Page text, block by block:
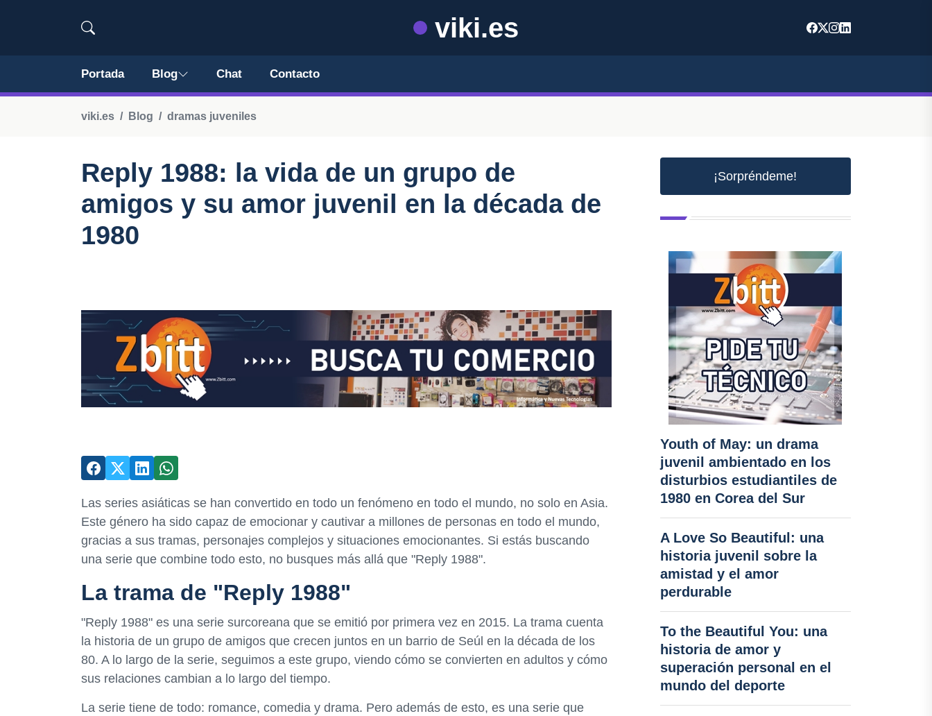
viki.es
Portada Blog Chat Contacto
viki.es Blog dramas juveniles
Reply 1988: la vida de un grupo de
amigos y su amor juvenil en la década de
1980
Las series asiáticas se han convertido en todo un fenómeno en todo el mundo, no solo en Asia.
Este género ha sido capaz de emocionar y cautivar a millones de personas en todo el mundo,
gracias a sus tramas, personajes complejos y situaciones emocionantes. Si estás buscando
una serie que combine todo esto, no busques más allá que "Reply 1988".
La trama de "Reply 1988"
"Reply 1988" es una serie surcoreana que se emitió por primera vez en 2015. La trama cuenta
la historia de un grupo de amigos que crecen juntos en un barrio de Seúl en la década de los
80. A lo largo de la serie, seguimos a este grupo, viendo cómo se convierten en adultos y cómo
sus relaciones cambian a lo largo del tiempo.
La serie tiene de todo: romance, comedia y drama. Pero además de esto, es una serie que
¡Sorpréndeme!
Youth of May: un drama
juvenil ambientado en los
disturbios estudiantiles de
1980 en Corea del Sur
A Love So Beautiful: una
historia juvenil sobre la
amistad y el amor
perdurable
To the Beautiful You: una
historia de amor y
superación personal en el
mundo del deporte